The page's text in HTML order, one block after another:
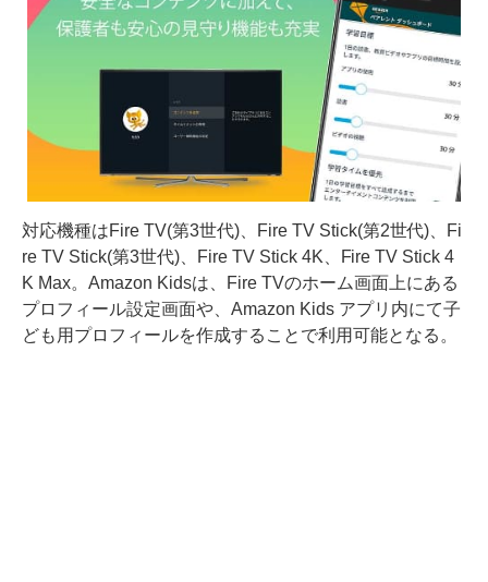
対応機種はFire TV(第3世代)、Fire TV Stick(第2世代)、Fi
re TV Stick(第3世代)、Fire TV Stick 4K、Fire TV Stick 4
K Max。Amazon Kidsは、Fire TVのホーム画面上にある
プロフィール設定画面や、Amazon Kids アプリ内にて子
ども用プロフィールを作成することで利用可能となる。